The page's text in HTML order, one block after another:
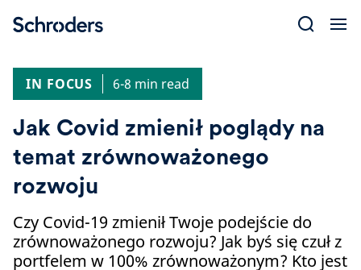
IN FOCUS
6-8 min read
Jak Covid zmienił poglądy na
temat zrównoważonego
rozwoju
Czy Covid-19 zmienił Twoje podejście do
zrównoważonego rozwoju? Jak byś się czuł z
portfelem w 100% zrównoważonym? Kto jest